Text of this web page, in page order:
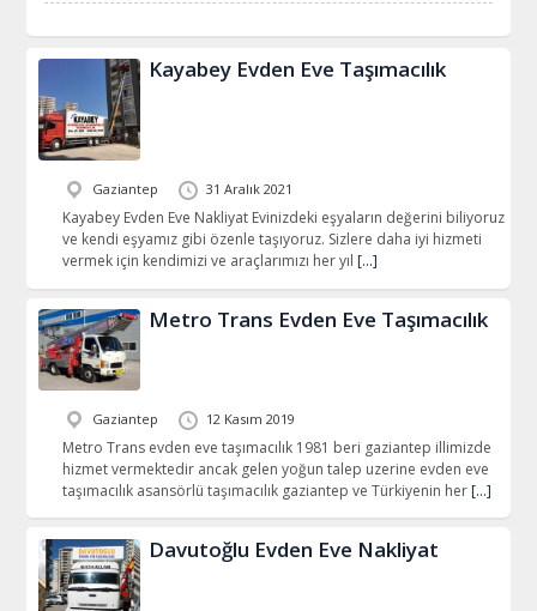
Kayabey Evden Eve Taşımacılık
Gaziantep 31 Aralık 2021
Kayabey Evden Eve Nakliyat Evinizdeki eşyaların değerini biliyoruz
ve kendi eşyamız gibi özenle taşıyoruz. Sizlere daha iyi hizmeti
vermek için kendimizi ve araçlarımızı her yıl […]
Metro Trans Evden Eve Taşımacılık
Gaziantep 12 Kasım 2019
Metro Trans evden eve taşımacılık 1981 beri gaziantep illimizde
hizmet vermektedir ancak gelen yoğun talep uzerine evden eve
taşımacılık asansörlü taşımacılık gaziantep ve Türkiyenin her […]
Davutoğlu Evden Eve Nakliyat